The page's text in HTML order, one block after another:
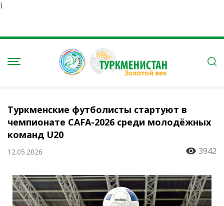
Ï
Туркменские футболисты стартуют в
чемпионате CAFA-2026 среди молодёжных
команд U20
12.05.2026 3942